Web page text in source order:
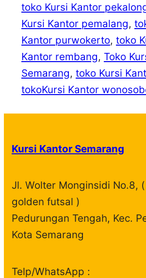
toko Kursi Kantor
Kursi Kantor pemalang,
Kantor purwokerto, toko
Kantor rembang, Toko
Semarang, toko Kursi
tokoKursi Kantor
Kursi Kantor Semarang
Jl. Wolter Monginsidi No.8,
golden futsal )
Pedurungan Tengah, Kec.
Kota Semarang
Telp/WhatsApp :